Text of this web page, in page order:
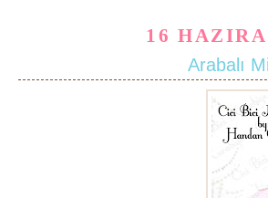
16
Arabalı